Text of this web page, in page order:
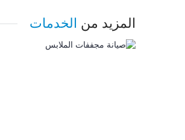
المزيد من الخدمات